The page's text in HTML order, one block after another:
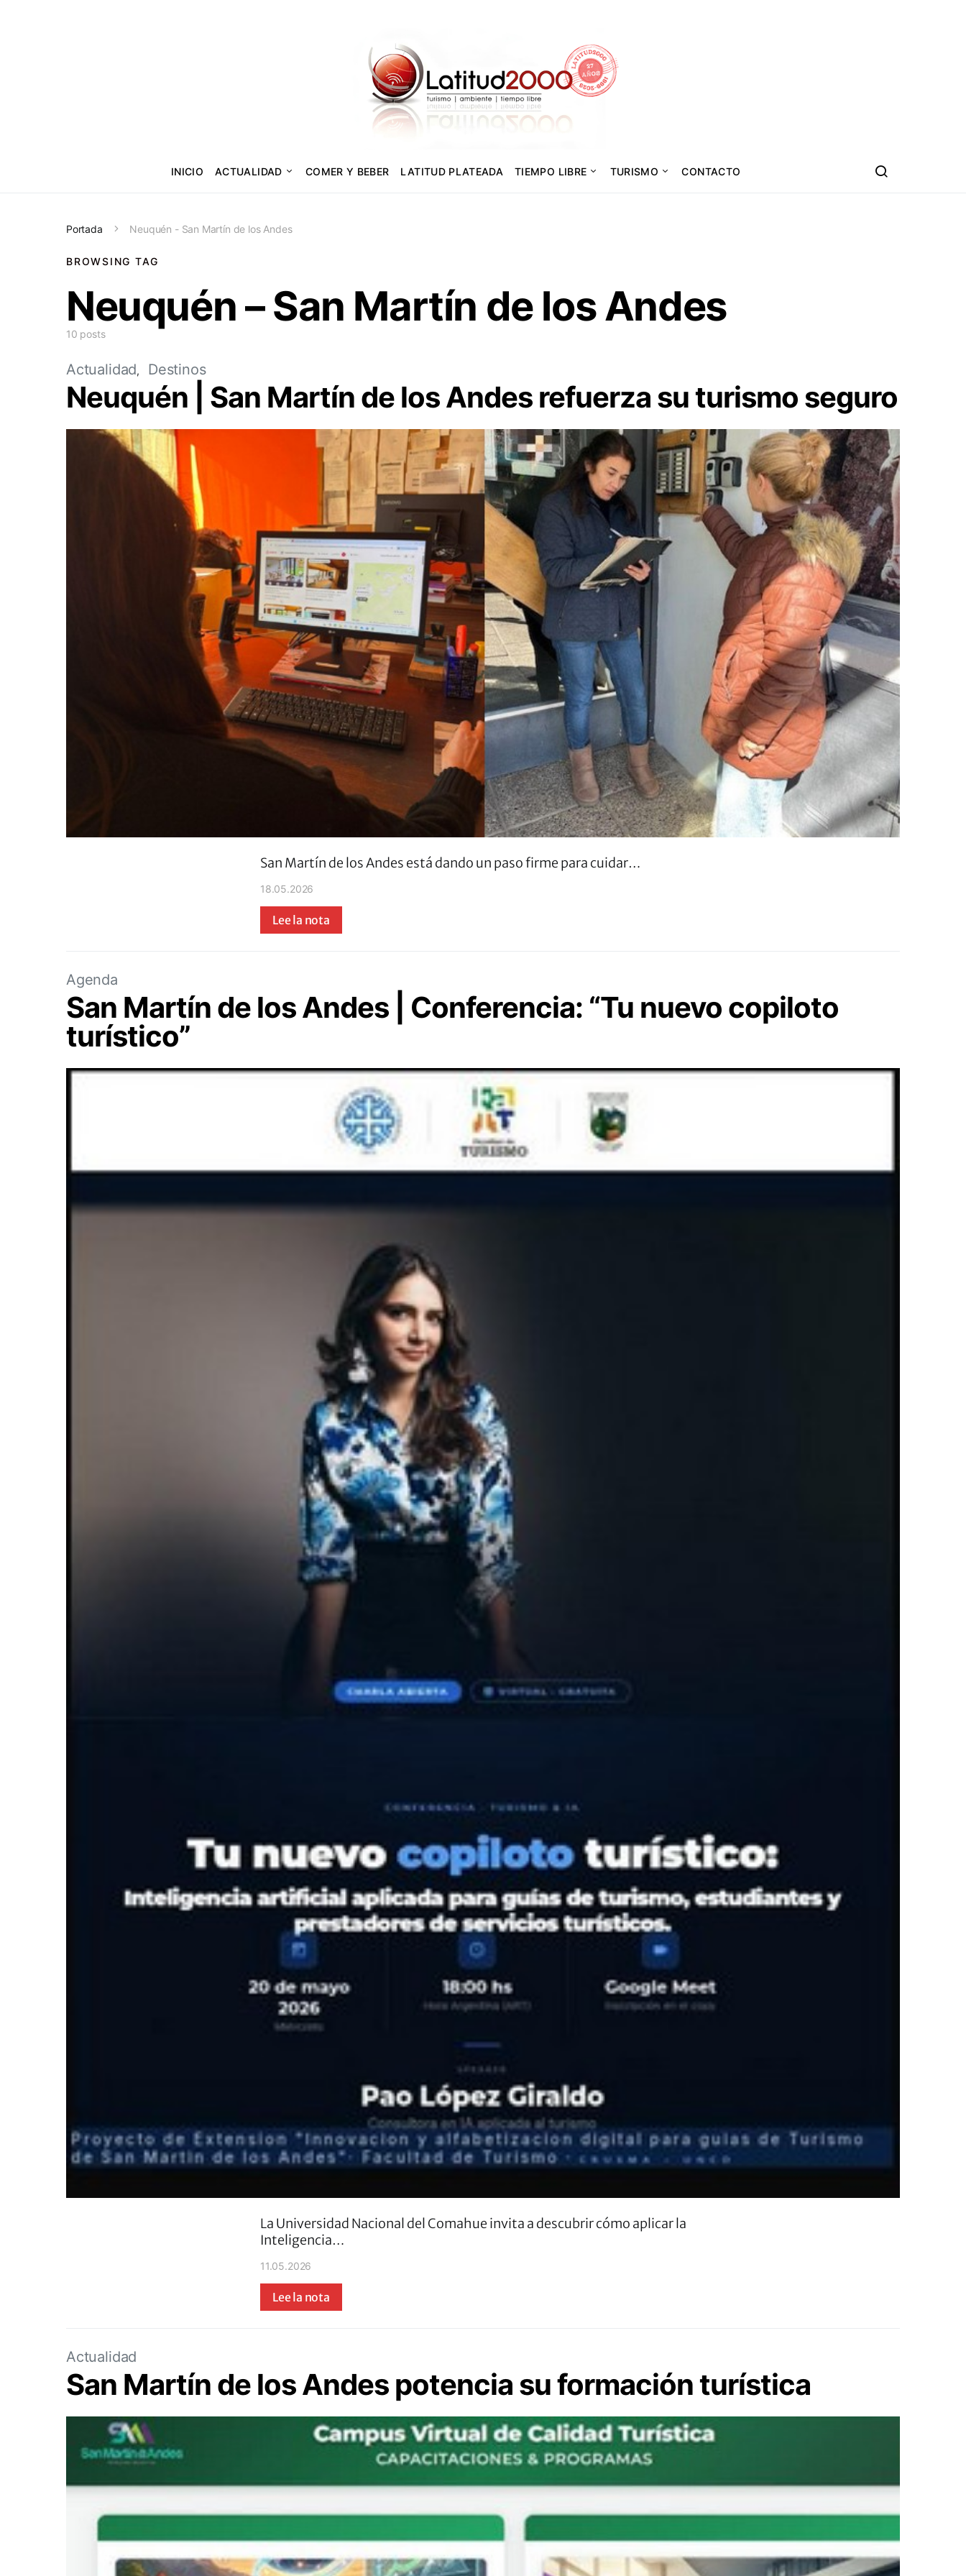
INICIO ACTUALIDAD COMER Y BEBER LATITUD PLATEADA TIEMPO LIBRE TURISMO CONTACTO
Portada Neuquén - San Martín de los Andes
BROWSING TAG
Neuquén – San Martín de los Andes
10 posts
Actualidad Destinos
Neuquén | San Martín de los Andes refuerza su turismo seguro
San Martín de los Andes está dando un paso firme para cuidar…
18.05.2026
Lee la nota
Agenda
San Martín de los Andes | Conferencia: “Tu nuevo copiloto
turístico”
La Universidad Nacional del Comahue invita a descubrir cómo aplicar la
Inteligencia…
11.05.2026
Lee la nota
Actualidad
San Martín de los Andes potencia su formación turística